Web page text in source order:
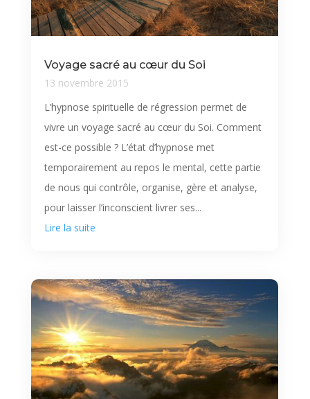
Voyage sacré au cœur du Soi
13 novembre 2015
L’hypnose spirituelle de régression permet de
vivre un voyage sacré au cœur du Soi. Comment
est-ce possible ? L’état d’hypnose met
temporairement au repos le mental, cette partie
de nous qui contrôle, organise, gère et analyse,
pour laisser l’inconscient livrer ses...
Lire la suite